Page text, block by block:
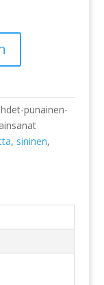
punainen-
, sininen,